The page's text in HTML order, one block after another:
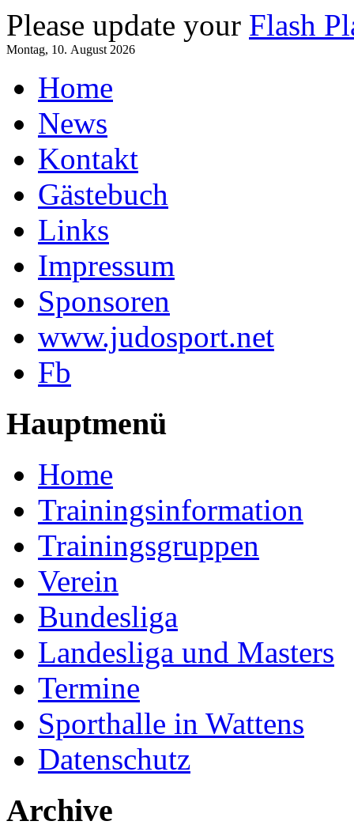
Please update your Flash
Montag, 10. August 2026
Home
News
Kontakt
Gästebuch
Links
Impressum
Sponsoren
www.judosport.net
Fb
Hauptmenü
Home
Trainingsinformation
Trainingsgruppen
Verein
Bundesliga
Landesliga und Masters
Termine
Sporthalle in Wattens
Datenschutz
Archive